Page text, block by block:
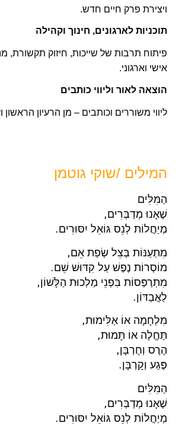
ויצירת פרק חיים חדש.
תוכניות לארגונים, חינוך וקהילה
פיתוח תרבות של שייכות, חיזוק תקשורת,
אישי וארגוני.
הוצאה לאור וליווי כותבים
ליווי משוררים וכותבים – מן הרעיון
המילים /שוקי גוטמן
הַמִּלִּים
שֶׁאָנוּ מְדַבְּרִים,
מְיַחֲלוֹת לְנֵס גּוֹאֵל יִסּוּרִים.
מִתְעַנּוֹת בְּצֵל שְׂפַת אֵם,
מוֹסְרוֹת נֶפֶשׁ עַל קִדּוּשׁ שֵׁם.
מִתְרַפְּסוֹת בִּפְנֵי מַלְכוּת הַלָּשׁוֹן,
לַאֲבַדּוֹן.
מִלְחָמָה אוֹ אַלִּימוּת,
תֶּחֱלֶה אוֹ תָּמוּת,
הֶרֶס וְחֻרְבָּן,
פֶּגַע וְקָרְבָּן.
הַמִּלִּים
שֶׁאָנוּ מְדַבְּרִים,
מְיַחֲלוֹת לְנֵס גּוֹאֵל יִסּוּרִים.